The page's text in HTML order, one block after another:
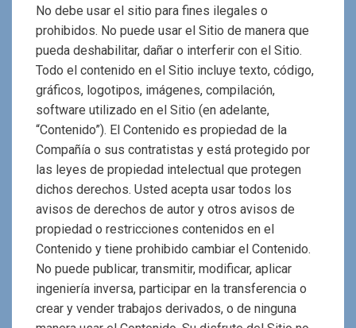
No debe usar el sitio para fines ilegales o
prohibidos. No puede usar el Sitio de manera que
pueda deshabilitar, dañar o interferir con el Sitio.
Todo el contenido en el Sitio incluye texto, código,
gráficos, logotipos, imágenes, compilación,
software utilizado en el Sitio (en adelante,
“Contenido”). El Contenido es propiedad de la
Compañía o sus contratistas y está protegido por
las leyes de propiedad intelectual que protegen
dichos derechos. Usted acepta usar todos los
avisos de derechos de autor y otros avisos de
propiedad o restricciones contenidos en el
Contenido y tiene prohibido cambiar el Contenido.
No puede publicar, transmitir, modificar, aplicar
ingeniería inversa, participar en la transferencia o
crear y vender trabajos derivados, o de ninguna